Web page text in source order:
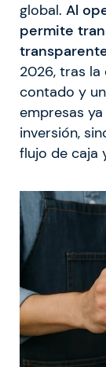
global. Al
permite
2026, tras la
contado y
empresas
inversión,
flujo de caja